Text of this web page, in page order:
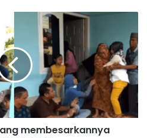
membesarkannya